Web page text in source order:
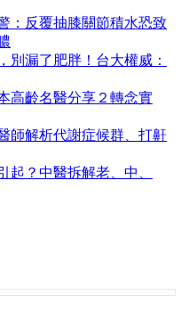
：反覆抽膝關節積水恐致
別漏了肥胖！台大權威：
高齡名醫分享２轉念實
師解析代謝症候群、打鼾
起？中醫拆解老、中、